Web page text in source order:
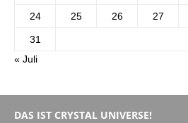
24 25 26 27
31
« Juli
DAS IST CRYSTAL UNIVERSE!